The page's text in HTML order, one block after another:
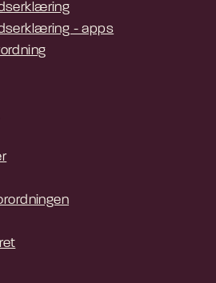
- apps